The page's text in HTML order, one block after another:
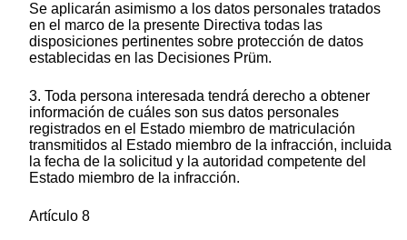
Se aplicarán asimismo a los datos personales tratados
en el marco de la presente Directiva todas las
disposiciones pertinentes sobre protección de datos
establecidas en las Decisiones Prüm.
3. Toda persona interesada tendrá derecho a obtener
información de cuáles son sus datos personales
registrados en el Estado miembro de matriculación
transmitidos al Estado miembro de la infracción, incluida
la fecha de la solicitud y la autoridad competente del
Estado miembro de la infracción.
Artículo 8